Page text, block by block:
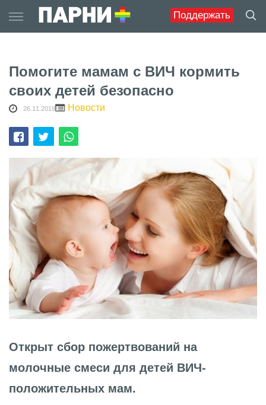
Поддержать
to
content
Помогите мамам с ВИЧ кормить
своих детей безопасно
26.11.2019 Новости
Открыт сбор пожертвований на
молочные смеси для детей ВИЧ-
положительных мам.